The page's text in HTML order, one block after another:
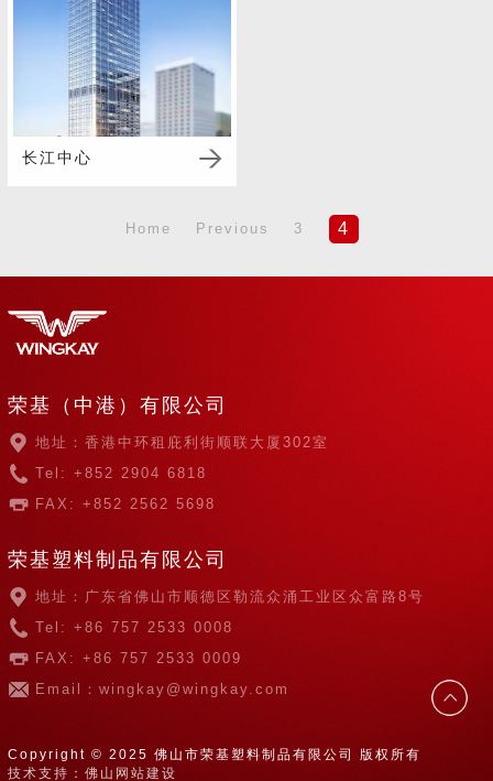
长江中心
Home Previous 3 4
荣基（中港）有限公司
地址：香港中环租庇利街顺联大厦302室
Tel: +852 2904 6818
FAX: +852 2562 5698
荣基塑料制品有限公司
地址：广东省佛山市顺德区勒流众涌工业区众富路8号
Tel: +86 757 2533 0008
FAX: +86 757 2533 0009
Email：wingkay@wingkay.com
Copyright © 2025 佛山市荣基塑料制品有限公司 版权所有
技术支持：佛山网站建设